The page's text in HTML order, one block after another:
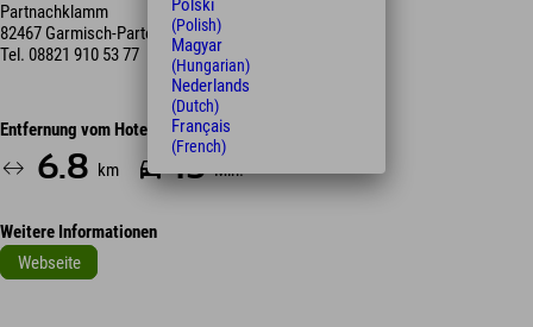
Partnachklamm
82467 Garmisch-Partenkirchen
Tel. 08821 910 53 77
Entfernung vom Hotel
6.8 km 15 Min.
Weitere Informationen
Webseite
Polski
(Polish)
Magyar
(Hungarian)
Nederlands
(Dutch)
Français
(French)